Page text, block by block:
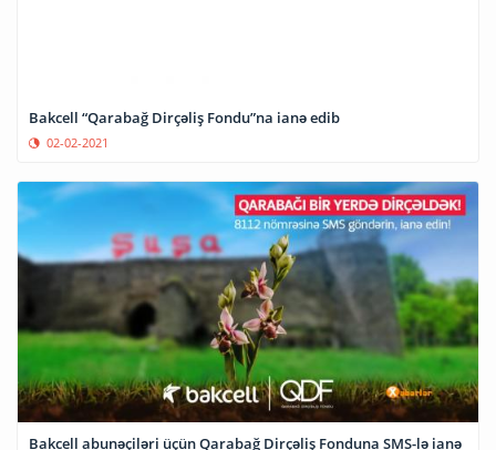
Bakcell “Qarabağ Dirçəliş Fondu”na ianə edib
02-02-2021
Bakcell abunəçiləri üçün Qarabağ Dirçəliş Fonduna SMS-lə ianə